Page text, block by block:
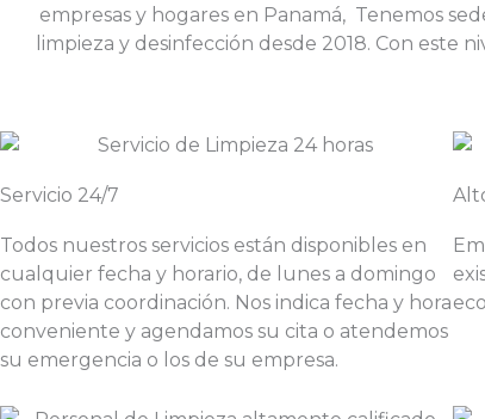
empresas y hogares en Panamá, Tenemos
limpieza y desinfección desde 2018. Con este
Servicio 24/7
Todos nuestros servicios están disponibles en
cualquier fecha y horario, de lunes a domingo
con previa coordinación. Nos indica fecha y hora
conveniente y agendamos su cita o atendemos
su emergencia o los de su empresa.